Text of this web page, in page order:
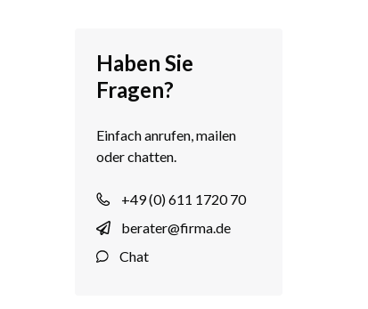
Haben Sie
Fragen?
Einfach anrufen, mailen
oder chatten.
+49 (0) 611 1720 70
berater@firma.de
Chat